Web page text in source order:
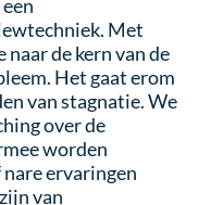
Met
naar de kern van de
Het gaat erom
van stagnatie. We
over de
worden
nare ervaringen
van